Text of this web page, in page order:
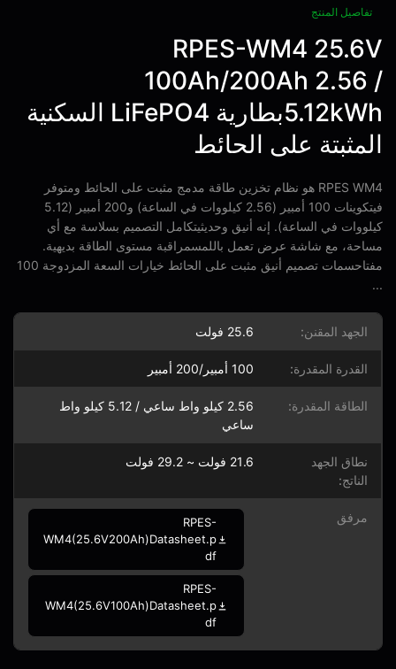
المنتج
RPES-WM4
100Ah/200Ah
5.12kWhبطارية LiFePO4 السكنية
على الحائط
RPES WM4 هو نظام تخزين طاقة مدمج مثبت على الحائط ومتوفر
فيتكوينات 100 أمبير (2.56 كيلووات في الساعة) و200 أمبير (5.12
في الساعة). إنه أنيق وحديثيتكامل التصميم بسلاسة مع أي
مع شاشة عرض تعمل باللمسمراقبة مستوى الطاقة بديهية.
مفتاحسمات تصميم أنيق مثبت على الحائط خيارات السعة المزدوجة 100
الجهد المقنن:
القدرة المقدرة:
الطاقة المقدرة:
2.56 كيلو واط ساعي / 5.12 كيلو واط
ساعي
نطاق الجهد
الناتج:
مرفق
RPES-
WM4(25.6V200Ah)Datasheet.p
RPES-
WM4(25.6V100Ah)Datasheet.p